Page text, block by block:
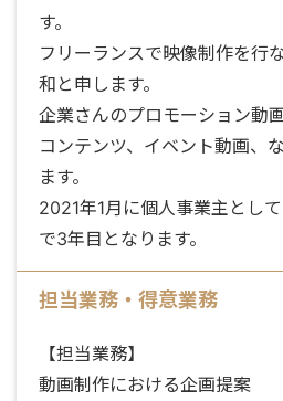
す。
フリーランスで映像制作を行
和と申します。
企業さんのプロモーション動
コンテンツ、イベント動画、
ます。
2021年1月に個人事業主とし
で3年目となります。
担当業務・得意業務
【担当業務】
動画制作における企画提案